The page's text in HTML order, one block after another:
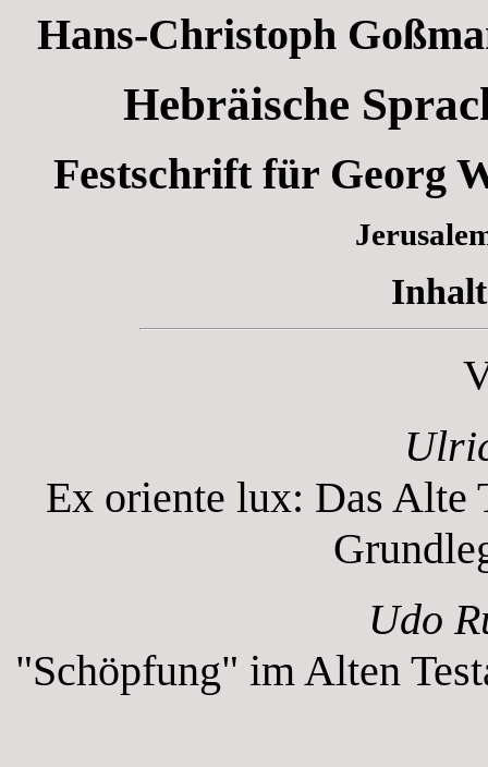
Hans-Christoph
Hebräische
Festschrift für Georg
Ex oriente lux: Das Alte
Udo
"Schöpfung" im Alten